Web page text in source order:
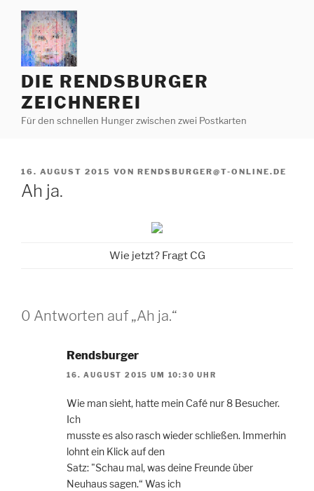
Zum
Inhalt
springen
DIE RENDSBURGER
ZEICHNEREI
Für den schnellen Hunger zwischen zwei Postkarten
VERÖFFENTLICHT
AM
16. AUGUST 2015 VON RENDSBURGER@T-ONLINE.DE
Ah ja.
Wie jetzt? Fragt CG
0 Antworten auf „Ah ja.“
Rendsburger
16. AUGUST 2015 UM 10:30 UHR
Wie man sieht, hatte mein Café nur 8 Besucher.
Ich
musste es also rasch wieder schließen. Immerhin
lohnt ein Klick auf den
Satz: "Schau mal, was deine Freunde über
Neuhaus sagen.“ Was ich